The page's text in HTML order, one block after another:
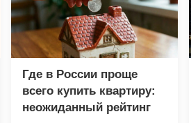
Где в России проще
всего купить квартиру:
неожиданный рейтинг